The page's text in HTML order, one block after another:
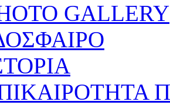
GALLERY